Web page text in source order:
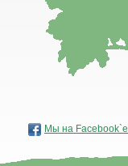
Мы на Facebook`е